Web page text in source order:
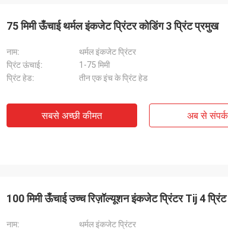
75 मिमी ऊँचाई थर्मल इंकजेट प्रिंटर कोडिंग 3 प्रिंट प्रमुख
नाम:
थर्मल इंकजेट प्रिंटर
प्रिंट ऊंचाई:
1-75 मिमी
प्रिंट हेड:
तीन एक इंच के प्रिंट हेड
सबसे अच्छी कीमत अब से
100 मिमी ऊँचाई उच्च रिज़ॉल्यूशन इंकजेट प्रिंटर Tij 4
नाम:
थर्मल इंकजेट प्रिंटर